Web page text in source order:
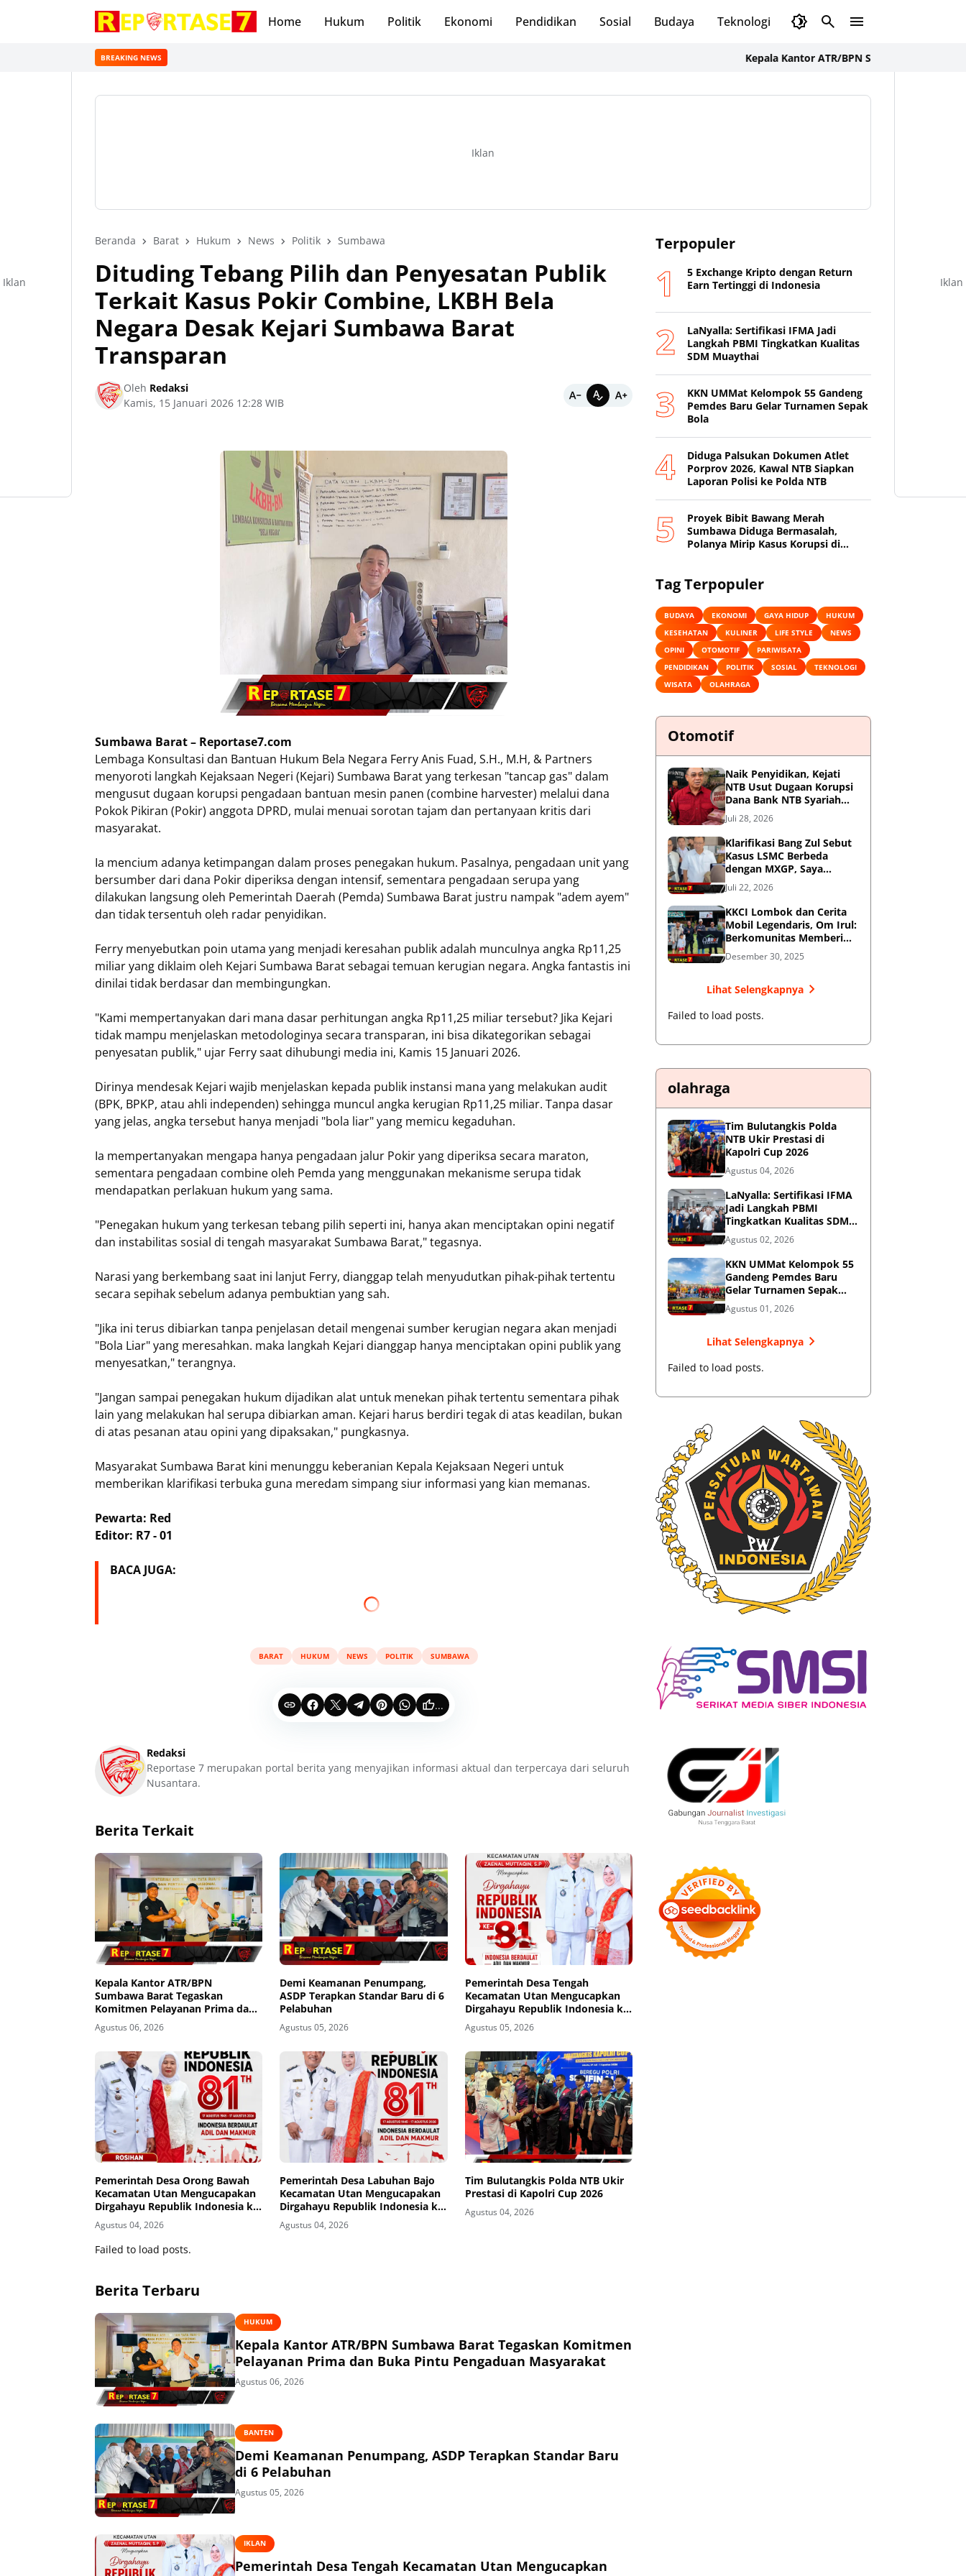
Home Hukum Politik Ekonomi Pendidikan Sosial Budaya Teknologi Olahraga
BREAKING NEWS Kepala Kantor ATR/BPN Sumbawa Barat
Iklan
Beranda Barat Hukum News Politik Sumbawa
Dituding Tebang Pilih dan Penyesatan Publik
Terkait Kasus Pokir Combine, LKBH Bela
Negara Desak Kejari Sumbawa Barat
Transparan
Oleh Redaksi
Kamis, 15 Januari 2026 12:28 WIB
Sumbawa Barat – Reportase7.com
Lembaga Konsultasi dan Bantuan Hukum Bela Negara Ferry Anis Fuad, S.H., M.H, & Partners
menyoroti langkah Kejaksaan Negeri (Kejari) Sumbawa Barat yang terkesan "tancap gas" dalam
mengusut dugaan korupsi pengadaan bantuan mesin panen (combine harvester) melalui dana
Pokok Pikiran (Pokir) anggota DPRD, mulai menuai sorotan tajam dan pertanyaan kritis dari
masyarakat.
Ia mencium adanya ketimpangan dalam proses penegakan hukum. Pasalnya, pengadaan unit yang
bersumber dari dana Pokir diperiksa dengan intensif, sementara pengadaan serupa yang
dilakukan langsung oleh Pemerintah Daerah (Pemda) Sumbawa Barat justru nampak "adem ayem"
dan tidak tersentuh oleh radar penyidikan.
Ferry menyebutkan ​poin utama yang menjadi keresahan publik adalah munculnya angka Rp11,25
miliar yang diklaim oleh Kejari Sumbawa Barat sebagai temuan kerugian negara. Angka fantastis ini
dinilai tidak berdasar dan membingungkan.
​"Kami mempertanyakan dari mana dasar perhitungan angka Rp11,25 miliar tersebut? Jika Kejari
tidak mampu menjelaskan metodologinya secara transparan, ini bisa dikategorikan sebagai
penyesatan publik," ujar Ferry saat dihubungi media ini, Kamis 15 Januari 2026.
Dirinya mendesak Kejari wajib menjelaskan kepada publik instansi mana yang melakukan audit
(BPK, BPKP, atau ahli independen) sehingga muncul angka kerugian Rp11,25 miliar. Tanpa dasar
yang jelas, angka tersebut hanya menjadi "bola liar" yang memicu kegaduhan.
Ia mempertanyakan mengapa hanya pengadaan jalur Pokir yang diperiksa secara maraton,
sementara pengadaan combine oleh Pemda yang menggunakan mekanisme serupa tidak
mendapatkan perlakuan hukum yang sama.
"Penegakan hukum yang terkesan tebang pilih seperti ini, hanya akan menciptakan opini negatif
dan instabilitas sosial di tengah masyarakat Sumbawa Barat," tegasnya.
​Narasi yang berkembang saat ini lanjut Ferry, dianggap telah menyudutkan pihak-pihak tertentu
secara sepihak sebelum adanya pembuktian yang sah.
"Jika ini terus dibiarkan tanpa penjelasan detail mengenai sumber kerugian negara akan menjadi ​
"Bola Liar" yang meresahkan. maka langkah Kejari dianggap hanya menciptakan opini publik yang
menyesatkan," terangnya.
​"Jangan sampai penegakan hukum dijadikan alat untuk menekan pihak tertentu sementara pihak
lain yang melakukan hal serupa dibiarkan aman. Kejari harus berdiri tegak di atas keadilan, bukan
di atas pesanan atau opini yang dipaksakan," pungkasnya.
​Masyarakat Sumbawa Barat kini menunggu keberanian Kepala Kejaksaan Negeri untuk
memberikan klarifikasi terbuka guna meredam simpang siur informasi yang kian memanas.
Pewarta: Red
Editor: R7 - 01
BACA JUGA:
BARAT HUKUM NEWS POLITIK SUMBAWA
...
Redaksi
Reportase 7 merupakan portal berita yang menyajikan informasi aktual dan terpercaya dari seluruh
Nusantara.
Berita Terkait
Kepala Kantor ATR/BPN
Sumbawa Barat Tegaskan
Komitmen Pelayanan Prima dan
Buka Pintu Pengaduan
Masyarakat
Agustus 06, 2026
Demi Keamanan Penumpang,
ASDP Terapkan Standar Baru di 6
Pelabuhan
Agustus 05, 2026
Pemerintah Desa Tengah
Kecamatan Utan Mengucapkan
Dirgahayu Republik Indonesia ke-
81
Agustus 05, 2026
Pemerintah Desa Orong Bawah
Kecamatan Utan Mengucapakan
Dirgahayu Republik Indonesia ke-
81
Agustus 04, 2026
Pemerintah Desa Labuhan Bajo
Kecamatan Utan Mengucapakan
Dirgahayu Republik Indonesia ke-
81
Agustus 04, 2026
Tim Bulutangkis Polda NTB Ukir
Prestasi di Kapolri Cup 2026
Agustus 04, 2026
Failed to load posts.
Berita Terbaru
HUKUM
Kepala Kantor ATR/BPN Sumbawa Barat Tegaskan Komitmen
Pelayanan Prima dan Buka Pintu Pengaduan Masyarakat
Agustus 06, 2026
BANTEN
Demi Keamanan Penumpang, ASDP Terapkan Standar Baru
di 6 Pelabuhan
Agustus 05, 2026
IKLAN
Pemerintah Desa Tengah Kecamatan Utan Mengucapkan
Terpopuler
5 Exchange Kripto dengan Return
Earn Tertinggi di Indonesia
LaNyalla: Sertifikasi IFMA Jadi
Langkah PBMI Tingkatkan Kualitas
SDM Muaythai
KKN UMMat Kelompok 55 Gandeng
Pemdes Baru Gelar Turnamen Sepak
Bola
Diduga Palsukan Dokumen Atlet
Porprov 2026, Kawal NTB Siapkan
Laporan Polisi ke Polda NTB
Proyek Bibit Bawang Merah
Sumbawa Diduga Bermasalah,
Polanya Mirip Kasus Korupsi di
Tag Terpopuler
BUDAYA EKONOMI GAYA HIDUP
HUKUM
KESEHATAN
KULINER LIFE STYLE
NEWS
OPINI
OTOMOTIF
PARIWISATA
PENDIDIKAN
POLITIK SOSIAL
TEKNOLOGI
WISATA
OLAHRAGA
Otomotif
Naik Penyidikan, Kejati
NTB Usut Dugaan Korupsi
Dana Bank NTB Syariah
untuk MXGP 2023
Juli 28, 2026
Klarifikasi Bang Zul Sebut
Kasus LSMC Berbeda
dengan MXGP, Saya
Dipanggil Sebagai Saksi
Juli 22, 2026
KKCI Lombok dan Cerita
Mobil Legendaris, Om Irul:
Berkomunitas Memberi
Manfaat dan Membangun
Imej Positif
Desember 30, 2025
Lihat Selengkapnya
Failed to load posts.
olahraga
Tim Bulutangkis Polda
NTB Ukir Prestasi di
Kapolri Cup 2026
Agustus 04, 2026
LaNyalla: Sertifikasi IFMA
Jadi Langkah PBMI
Tingkatkan Kualitas SDM
Muaythai
Agustus 02, 2026
KKN UMMat Kelompok 55
Gandeng Pemdes Baru
Gelar Turnamen Sepak
Bola
Agustus 01, 2026
Lihat Selengkapnya
Failed to load posts.
Iklan Iklan